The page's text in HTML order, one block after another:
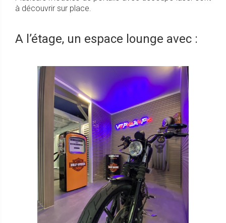
à découvrir sur place.
A l’étage, un espace lounge avec :